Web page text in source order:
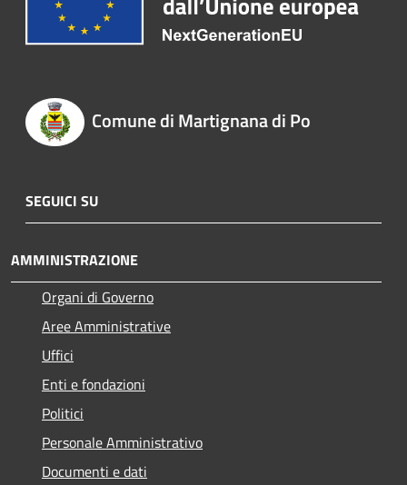
Comune di Martignana di Po
SEGUICI SU
AMMINISTRAZIONE
Organi di Governo
Aree Amministrative
Uffici
Enti e fondazioni
Politici
Personale Amministrativo
Documenti e dati